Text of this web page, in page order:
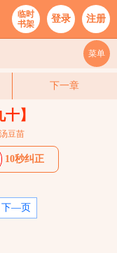
临时
书架
登录 注册
菜单
下一章
】
豆苗
10秒纠正
下—页